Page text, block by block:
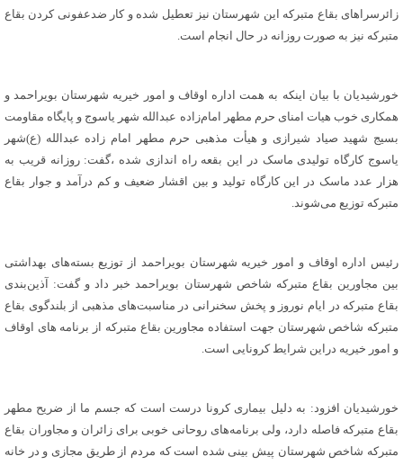
زائرسراهای بقاع متبرکه این شهرستان نیز تعطیل شده و کار ضدعفونی کردن بقاع
متبرکه نیز به صورت روزانه در حال انجام است.
خورشیدیان با بیان اینکه به همت اداره اوقاف و امور خیریه شهرستان بویراحمد و
همکاری خوب هیات امنای حرم مطهر امام‌زاده عبدالله شهر یاسوج و پایگاه مقاومت
بسیج شهید صیاد شیرازی و هیأت مذهبی حرم مطهر امام زاده عبدالله (ع)شهر
یاسوج کارگاه تولیدی ماسک در این بقعه راه اندازی شده ،گفت: روزانه قریب به
هزار عدد ماسک در این کارگاه تولید و بین اقشار ضعیف و کم درآمد و جوار بقاع
متبرکه توزیع می‌شوند.
رئیس اداره اوقاف و امور خیریه شهرستان بویراحمد از توزیع بسته‌های بهداشتی
بین مجاورین بقاع متبرکه شاخص شهرستان بویراحمد خبر داد و گفت: آذین‌بندی
بقاع متبرکه در ایام نوروز و پخش سخنرانی در مناسبت‌های مذهبی از بلندگوی بقاع
متبرکه شاخص شهرستان جهت استفاده مجاورین بقاع متبرکه از برنامه های اوقاف
و امور خیریه دراین شرایط کرونایی است.
خورشیدیان افزود: به دلیل بیماری کرونا درست است که جسم ما از ضریح مطهر
بقاع متبرکه فاصله دارد، ولی برنامه‌های روحانی خوبی برای زائران و مجاوران بقاع
متبرکه شاخص شهرستان پیش بینی شده است که مردم از طریق مجازی و در خانه